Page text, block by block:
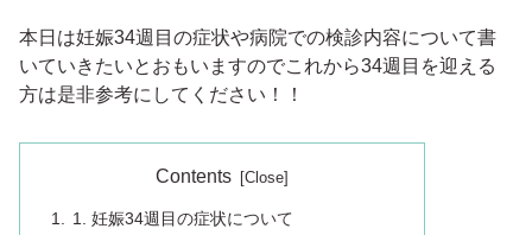
本日は妊娠34週目の症状や病院での検診内容について書
いていきたいとおもいますのでこれから34週目を迎える
方は是非参考にしてください！！
Contents
1. 妊娠34週目の症状について